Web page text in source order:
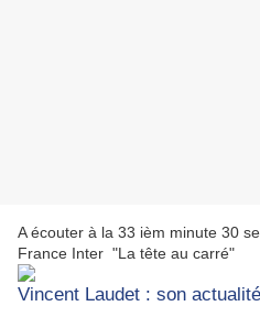
A écouter à la 33 ièm minute 30
France Inter "La tête au carré"
Vincent Laudet : son